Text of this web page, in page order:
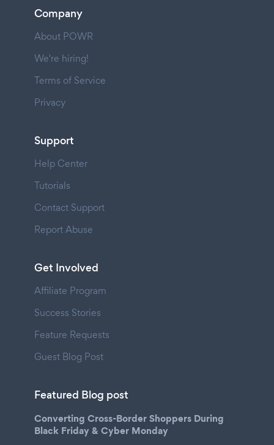
Company
About POWR
We're hiring!
Terms of Service
Privacy
Support
Help Center
Tutorials
Contact Support
Report Abuse
Get Involved
Affiliate Program
Success Stories
Feature Requests
Guest Blog Post
Featured Blog post
Converting Cross-Border Shoppers During
Black Friday & Cyber Monday